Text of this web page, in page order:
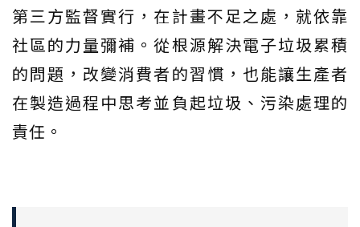
第三方監督實行，在計畫不足之處，就依靠
社區的力量彌補。從根源解決電子垃圾累積
的問題，改變消費者的習慣，也能讓生產者
在製造過程中思考並負起垃圾、污染處理的
責任。